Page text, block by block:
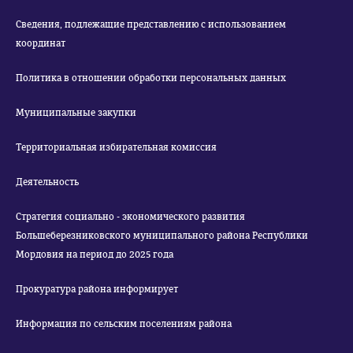
Сведения, подлежащие представлению с использованием
координат
Политика в отношении обработки персональных данных
Муниципальные закупки
Территориальная избирательная комиссия
Деятельность
Стратегия социально - экономического развития
Большеберезниковского муниципального района Республики
Мордовия на период до 2025 года
Прокуратура района информирует
Информация по сельским поселениям района